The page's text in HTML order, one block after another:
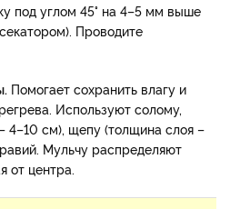
под углом 45° на 4–5 мм выше
Проводите
Помогает сохранить влагу и
Используют солому,
4–10 см), щепу (толщина слоя –
Мульчу распределяют
от центра.